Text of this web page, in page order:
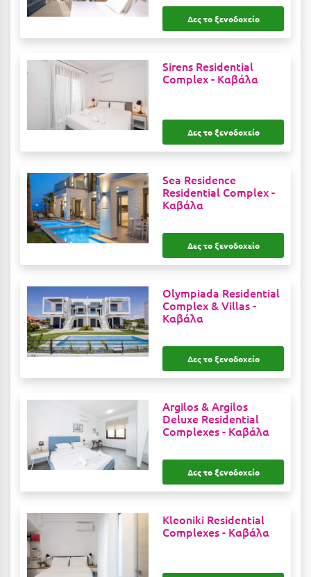
Λασίθι
Λουτρά Πόζαρ
Λουτρά Υπάτης
Λουτράκι
Λούτσα
Μάνη
Μαραθώνας Αττικής
Μαρώνεια
Μεσολόγγι
Μεσσηνία
Μετέωρα
Μέτσοβο
Μήλος
Μονεμβασιά
Δες το ξενοδοχείο
Sirens Residential
Complex - Καβάλα
Δες το ξενοδοχείο
Sea Residence
Residential Complex -
Καβάλα
Δες το ξενοδοχείο
Olympiada Residential
Complex & Villas -
Καβάλα
Δες το ξενοδοχείο
Argilos & Argilos
Deluxe Residential
Complexes - Καβάλα
Δες το ξενοδοχείο
Kleoniki Residential
Complexes - Καβάλα